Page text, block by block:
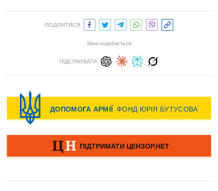
ПОДІЛИТИСЯ:
Мені подобається
ПІДСУМУВАТИ: